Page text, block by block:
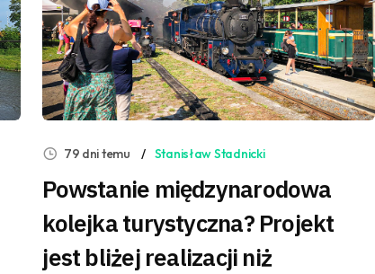
79 dni temu Stanisław Stadnicki
Powstanie międzynarodowa
kolejka turystyczna? Projekt
jest bliżej realizacji niż